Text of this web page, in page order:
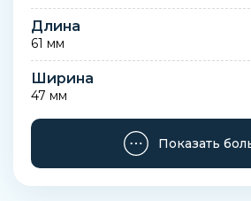
Длина
61 мм
Ширина
47 мм
Высота
Условный проход
Показать